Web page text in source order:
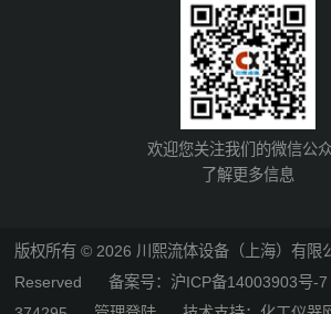
欢迎您关注我们的微信公
了解更多信息
版权所有 © 2026 川熙流体设备（上海）有限
Reserved备案号：沪ICP备14003903号-7